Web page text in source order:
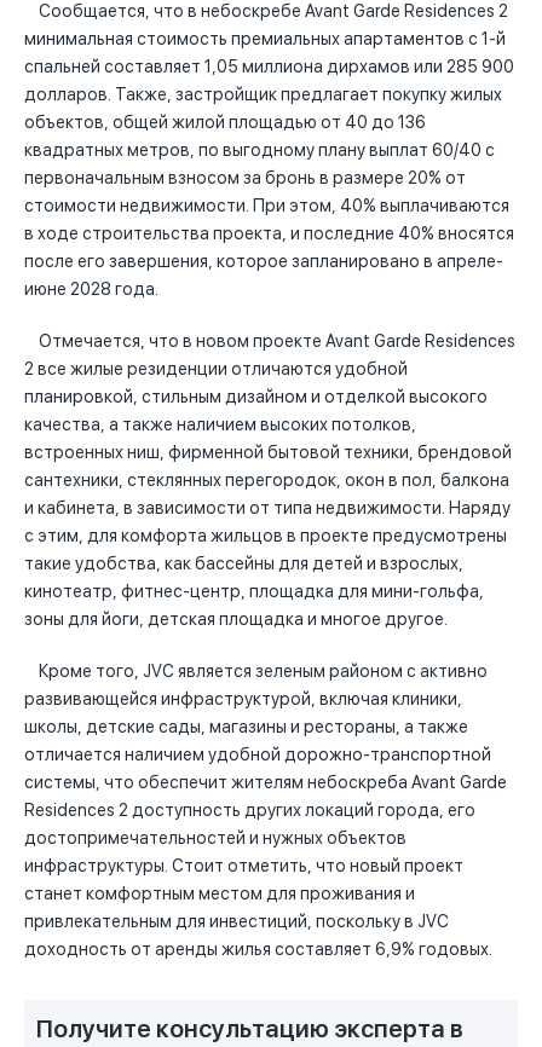
Сообщается, что в небоскребе Avant Garde Residences 2
минимальная стоимость премиальных апартаментов с 1-й
спальней составляет 1,05 миллиона дирхамов или 285 900
долларов. Также, застройщик предлагает покупку жилых
объектов, общей жилой площадью от 40 до 136
квадратных метров, по выгодному плану выплат 60/40 с
первоначальным взносом за бронь в размере 20% от
стоимости недвижимости. При этом, 40% выплачиваются
в ходе строительства проекта, и последние 40% вносятся
после его завершения, которое запланировано в апреле-
июне 2028 года.
Отмечается, что в новом проекте Avant Garde Residences
2 все жилые резиденции отличаются удобной
планировкой, стильным дизайном и отделкой высокого
качества, а также наличием высоких потолков,
встроенных ниш, фирменной бытовой техники, брендовой
сантехники, стеклянных перегородок, окон в пол, балкона
и кабинета, в зависимости от типа недвижимости. Наряду
с этим, для комфорта жильцов в проекте предусмотрены
такие удобства, как бассейны для детей и взрослых,
кинотеатр, фитнес-центр, площадка для мини-гольфа,
зоны для йоги, детская площадка и многое другое.
Кроме того, JVC является зеленым районом с активно
развивающейся инфраструктурой, включая клиники,
школы, детские сады, магазины и рестораны, а также
отличается наличием удобной дорожно-транспортной
системы, что обеспечит жителям небоскреба Avant Garde
Residences 2 доступность других локаций города, его
достопримечательностей и нужных объектов
инфраструктуры. Стоит отметить, что новый проект
станет комфортным местом для проживания и
привлекательным для инвестиций, поскольку в JVC
доходность от аренды жилья составляет 6,9% годовых.
Получите консультацию эксперта в